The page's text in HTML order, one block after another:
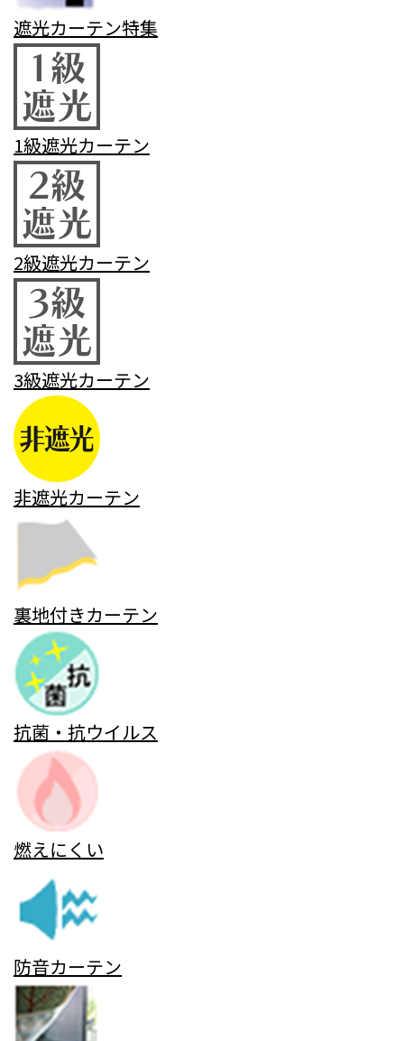
遮光カーテン特集
1級遮光カーテン
2級遮光カーテン
3級遮光カーテン
非遮光カーテン
裏地付きカーテン
抗菌・抗ウイルス
燃えにくい
防音カーテン